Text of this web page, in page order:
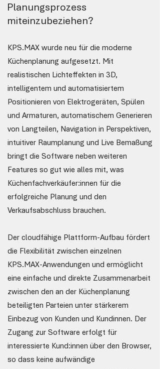
Planungsprozess
miteinzubeziehen?
KPS.MAX wurde neu für die moderne
Küchenplanung aufgesetzt. Mit
realistischen Lichteffekten in 3D,
intelligentem und automatisiertem
Positionieren von Elektrogeräten, Spülen
und Armaturen, automatischem Generieren
von Langteilen, Navigation in Perspektiven,
intuitiver Raumplanung und Live Bemaßung
bringt die Software neben weiteren
Features so gut wie alles mit, was
Küchenfachverkäufer:innen für die
erfolgreiche Planung und den
Verkaufsabschluss brauchen.
Der cloudfähige Plattform-Aufbau fördert
die Flexibilität zwischen einzelnen
KPS.MAX-Anwendungen und ermöglicht
eine einfache und direkte Zusammenarbeit
zwischen den an der Küchenplanung
beteiligten Parteien unter stärkerem
Einbezug von Kunden und Kundinnen. Der
Zugang zur Software erfolgt für
interessierte Kund:innen über den Browser,
so dass keine aufwändige